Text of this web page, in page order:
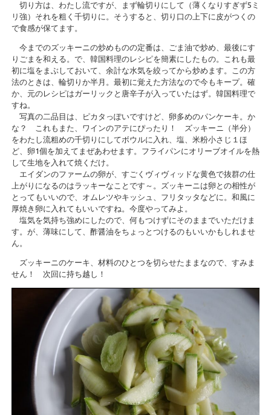
切り方は、わたし流ですが、まず輪切りにして（薄くなりすぎず5ミ
リ強）それを粗く千切りに。そうすると、切り口の上下に皮がつくの
で食感が保てます。
今までのズッキーニの炒めものの定番は、ごま油で炒め、最後にす
りごまを和える。で、韓国料理のレシピを簡素にしたもの。これも最
初に塩をまぶしておいて、余計な水気を絞ってから炒めます。この方
法のときは、輪切りか半月。最初に覚えた方法なので今もキープ。確
か、元のレシピはガーリックと唐辛子が入っていたはず。韓国料理で
すね。
写真の二品目は、ピカタっぽいですけど、卵多めのパンケーキ。か
な？ これもまた、ワインのアテにぴったり！ ズッキーニ（半分）
をわたし流粗めの千切りにしてボウルに入れ、塩、米粉小さじ１ほ
ど、卵1個を加えてまぜあわせます。フライパンにオリーブオイルを熱
して生地を入れて焼くだけ。
エイダンのファームの卵が、すごくヴィヴィッドな黄色で抜群の仕
上がりになるのはラッキーなことです～。ズッキーニは卵との相性が
とってもいいので、オムレツやキッシュ、フリタッタなどに。和風に
厚焼き卵に入れてもいいですね。今度やってみよ。
塩気を気持ち強めにしたので、何もつけずにそのままでいただけま
す。が、薄味にして、酢醤油をちょっとつけるのもいいかもしれませ
ん。
ズッキーニのケーキ、材料のひとつを切らせたままなので、すみま
せん！ 次回に持ち越し！